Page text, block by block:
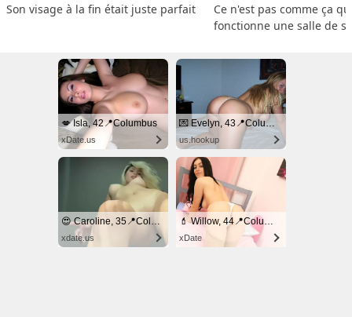
Son visage à la fin était juste parfait
Ce n'est pas comme ça
fonctionne une salle de